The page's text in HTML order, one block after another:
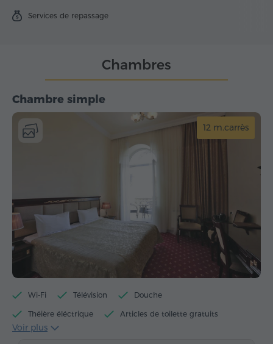
Services de repassage
Chambre simple
12 m.carrès
Wi-Fi Télévision Douche
Théière éléctrique Articles de toilette gratuits
Serviettes
Voir plus
Chambres